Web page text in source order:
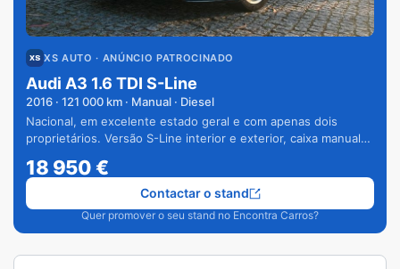
XS AUTO · ANÚNCIO PATROCINADO
Audi A3 1.6 TDI S-Line
2016 · 121 000 km · Manual · Diesel
Nacional, em excelente estado geral e com apenas dois
proprietários. Versão S-Line interior e exterior, caixa manual
18 950€
Quer promover o seu stand no Encontra Carros?
Contactar o stand